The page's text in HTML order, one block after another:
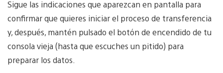
Sigue las indicaciones que aparezcan en pantalla para
confirmar que quieres iniciar el proceso de transferencia
y, después, mantén pulsado el botón de encendido de tu
consola vieja (hasta que escuches un pitido) para
preparar los datos.